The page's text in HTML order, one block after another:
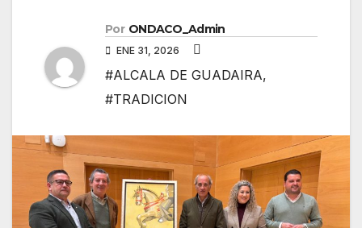
Por ONDACO_Admin
ENE 31, 2026
#ALCALA DE GUADAIRA,
#TRADICION